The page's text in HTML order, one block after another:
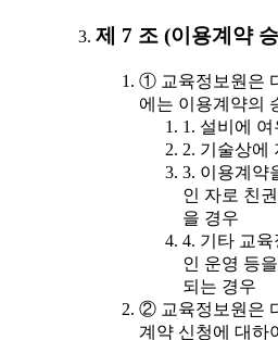
제 7 조 (이용계약
① 교육정보원은
에는 이용계약의
1. 설비에
2. 기술상에
3. 이용계약
인 자로 친
을 경우
4. 기타 교
인 운영 등
되는 경우
② 교육정보원은
계약 신청에 대하